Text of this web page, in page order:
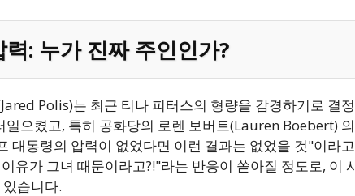
: 누가 진짜 주인인가?
Polis)는 최근 티나 피터스의 형량을 감경하기로 결
일으켰고, 특히 공화당의 로렌 보버트(Lauren Boebert)
대통령의 압력이 없었다면 이런 결과는 없었을 것"이라
유가 그녀 때문이라고?!"라는 반응이 쏟아질 정도로, 이
습니다.